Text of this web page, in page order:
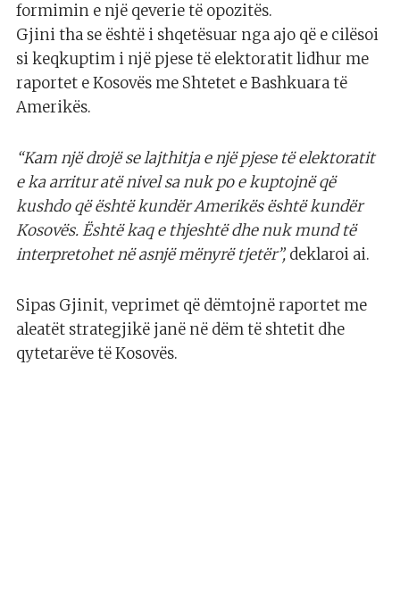
formimin e një qeverie të opozitës.
Gjini tha se është i shqetësuar nga ajo që e cilësoi
si keqkuptim i një pjese të elektoratit lidhur me
raportet e Kosovës me Shtetet e Bashkuara të
Amerikës.
“Kam një drojë se lajthitja e një pjese të elektoratit
e ka arritur atë nivel sa nuk po e kuptojnë që
kushdo që është kundër Amerikës është kundër
Kosovës. Është kaq e thjeshtë dhe nuk mund të
interpretohet në asnjë mënyrë tjetër”, deklaroi ai.
Sipas Gjinit, veprimet që dëmtojnë raportet me
aleatët strategjikë janë në dëm të shtetit dhe
qytetarëve të Kosovës.